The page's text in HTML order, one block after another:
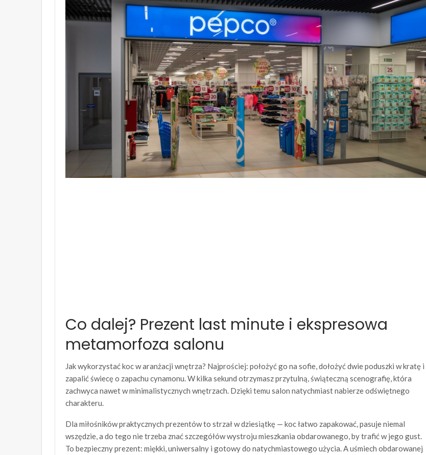
Co dalej? Prezent last minute i ekspresowa
metamorfoza salonu
Jak wykorzystać koc w aranżacji wnętrza? Najprościej: położyć go na sofie, dołożyć dwie poduszki w kratę i
zapalić świecę o zapachu cynamonu. W kilka sekund otrzymasz przytulną, świąteczną scenografię, która
zachwyca nawet w minimalistycznych wnętrzach. Dzięki temu salon natychmiast nabierze odświętnego
charakteru.
Dla miłośników praktycznych prezentów to strzał w dziesiątkę — koc łatwo zapakować, pasuje niemal
wszędzie, a do tego nie trzeba znać szczegółów wystroju mieszkania obdarowanego, by trafić w jego gust.
To bezpieczny prezent: miękki, uniwersalny i gotowy do natychmiastowego użycia. A uśmiech obdarowanej